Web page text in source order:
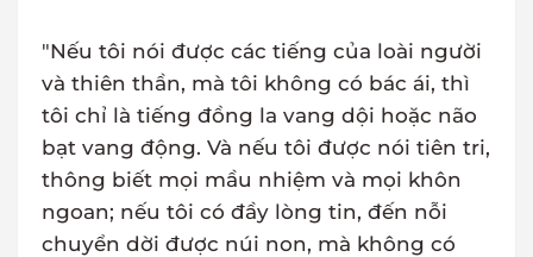
"Nếu tôi nói được các tiếng của loài người
và thiên thần, mà tôi không có bác ái, thì
tôi chỉ là tiếng đồng la vang dội hoặc não
bạt vang động. Và nếu tôi được nói tiên tri,
thông biết mọi mầu nhiệm và mọi khôn
ngoan; nếu tôi có đầy lòng tin, đến nỗi
chuyển dời được núi non, mà không có